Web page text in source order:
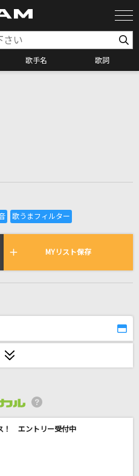
歌手名 歌詞
れき
れている曲の一覧
MYリスト保存
！ エントリー受付中